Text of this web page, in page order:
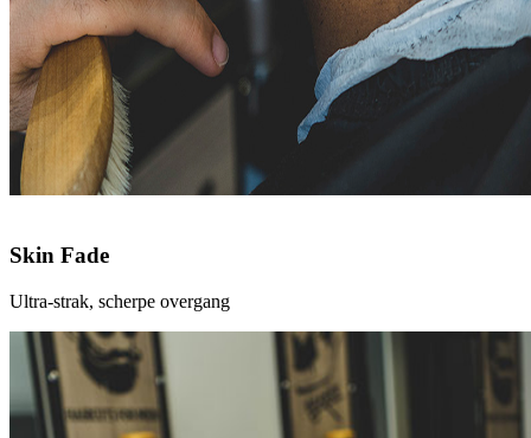
Skin Fade
Ultra-strak, scherpe overgang